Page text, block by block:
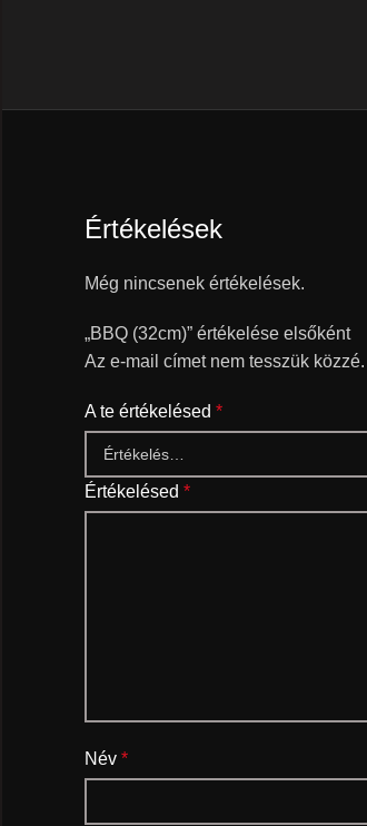
Értékelések
Még nincsenek értékelések.
„BBQ (32cm)” értékelése elsőként
Az e-mail címet nem tesszük közzé.
A te értékelésed *
Értékelésed *
Név *